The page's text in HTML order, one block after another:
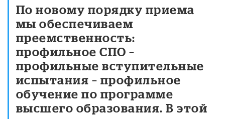
По новому порядку приема
мы обеспечиваем
преемственность:
профильное СПО –
профильные вступительные
испытания – профильное
обучение по программе
высшего образования. В этой